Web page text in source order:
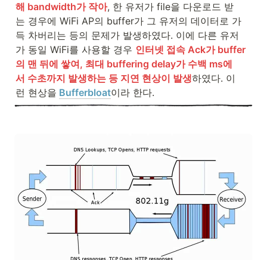
해 bandwidth가 작아, 한 유저가 file을 다운로드 받
는 경우에 WiFi AP의 buffer가 그 유저의 데이터로 가
득 차버리는 등의 문제가 발생하였다. 이에 다른 유저
가 동일 WiFi를 사용할 경우 인터넷 접속 Ack가 buffer
의 맨 뒤에 쌓여, 최대 buffering delay가 수백 ms에
서 수초까지 발생하는 등 지연 현상이 발생하였다. 이
런 현상을 Bufferbloat이라 한다.